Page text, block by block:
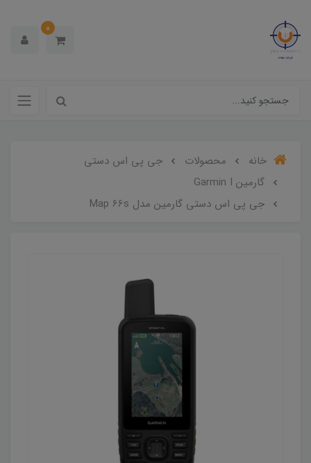
0
خانه محصولات
جی پی اس دستی
گارمین Garmin I
جی پی اس دستی گارمین مدل Map 66s